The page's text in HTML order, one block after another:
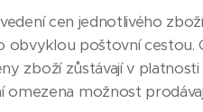
cen jednotlivého
poštovní cestou.
zboží zůstávají v
možnost